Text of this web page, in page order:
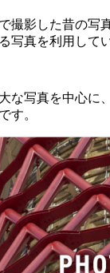
撮影した昔の写
写真を利用して
な写真を中心に
す。